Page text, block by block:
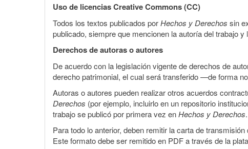
Uso de licencias Creative Commons (CC)
Todos los textos publicados porHechos y Derechos sin
publicado, siempre que mencionen la autoría del trabajo
Derechos de autoras o autores
De acuerdo con la legislación vigente de derechos de
derecho patrimonial, el cual será transferido —de forma
Autoras o autores pueden realizar otros acuerdos
Derechos (por ejemplo, incluirlo en un repositorio
trabajo se publicó por primera vez enHechos y Derechos.
Para todo lo anterior, deben remitir la carta de
Este formato debe ser remitido en PDF a través de la